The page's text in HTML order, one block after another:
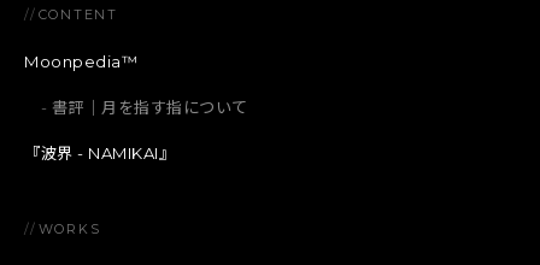
// CONTENT
Moonpedia™
書評｜月を指す指について
『波界 - NAMIKAI』
// WORKS